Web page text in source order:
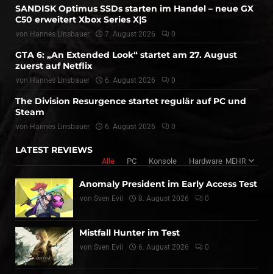
SANDISK Optimus SSDs starten im Handel – neue GX
C50 erweitert Xbox Series X|S
von Hannes Linsbauer 7. August 2026 0
GTA 6: „An Extended Look“ startet am 27. August
zuerst auf Netflix
von Hannes Linsbauer 6. August 2026 0
The Division Resurgence startet regulär auf PC und
Steam
von Hannes Linsbauer 6. August 2026 0
LATEST REVIEWS
Alle PC Konsole Hardware MEHR
Anomaly President im Early Access Test
von Sven Evil 8. August 2026 0
Mistfall Hunter im Test
von Sven Evil 6. August 2026 0